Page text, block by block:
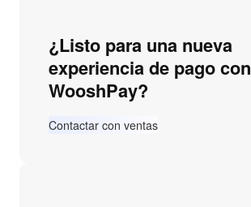
¿Listo para una nueva
experiencia de pago con
WooshPay?
Contactar con ventas